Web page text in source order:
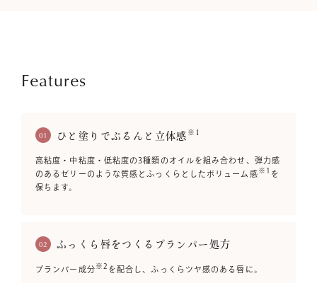
Features
01 ひと塗りでぷるんと立体感 ※1
高粘度・中粘度・低粘度の3種類のオイルを組み合わせ、弾力感
のあるゼリーのような質感とふっくらとしたボリューム感 ※1 を
保ちます。
02 ふっくら唇をつくるプランパー処方
プランパー成分 ※2 を配合し、ふっくらツヤ感のある唇に。